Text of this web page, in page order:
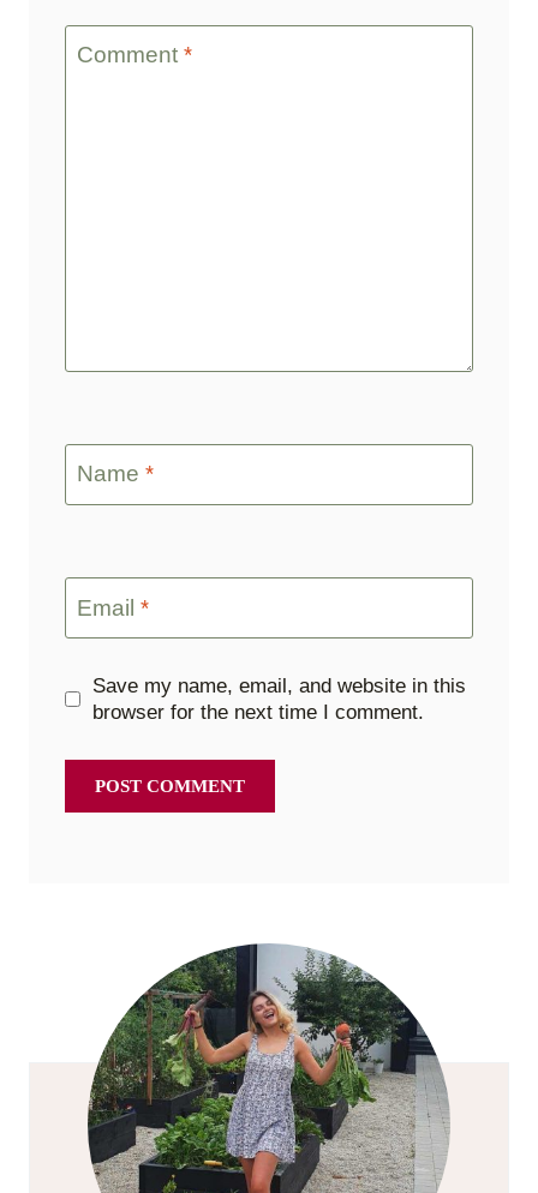
Comment *
Name *
Email *
Save my name, email, and website in this
browser for the next time I comment.